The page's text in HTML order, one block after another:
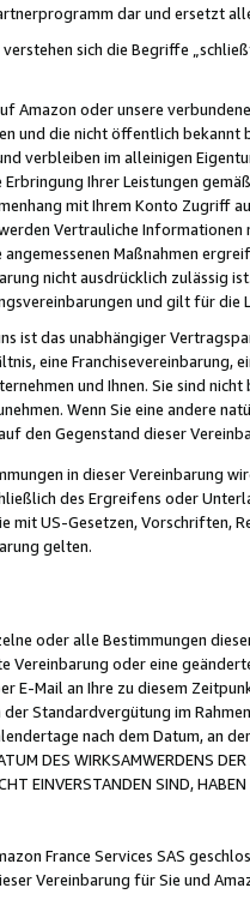
dar und ersetzt
sich die Begriffe
Amazon oder unsere
und die nicht öffentlich
verbleiben im alleinigen
Ihrer Leistungen
mit Ihrem Konto
Vertrauliche
Maßnahmen
nicht ausdrücklich zulässig
und gilt für die
ist das unabhängiger
eine Franchisevereinbarung,
und Ihnen. Sie sind
Wenn Sie eine andere
den Gegenstand dieser
in dieser Vereinbarung
des Ergreifens oder
mit US-Gesetzen, Vorschriften,
gelten.
oder alle Bestimmungen
Vereinbarung oder eine
E-Mail an Ihre zu diesem
Standardvergütung im
nach dem Datum, an
DES WIRKSAMWERDENS
EINVERSTANDEN SIND,
France Services SAS
Vereinbarung für Sie und